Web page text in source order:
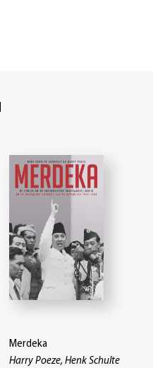
Merdeka
Harry Poeze, Henk Schulte